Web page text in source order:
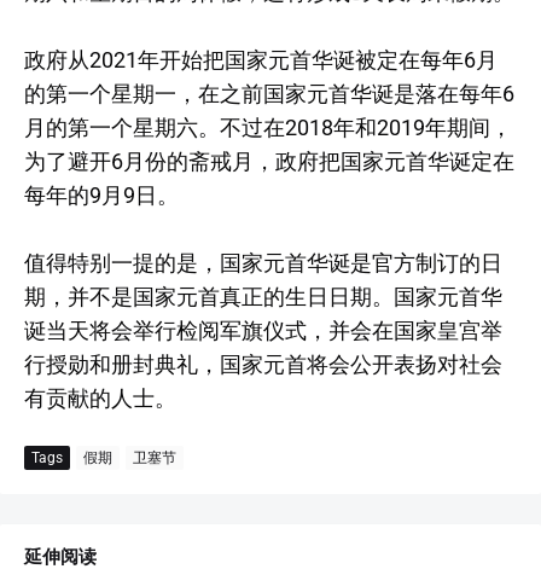
政府从2021年开始把国家元首华诞被定在每年6月
的第一个星期一，在之前国家元首华诞是落在每年6
月的第一个星期六。不过在2018年和2019年期间，
为了避开6月份的斋戒月，政府把国家元首华诞定在
每年的9月9日。
值得特别一提的是，国家元首华诞是官方制订的日
期，并不是国家元首真正的生日日期。国家元首华
诞当天将会举行检阅军旗仪式，并会在国家皇宫举
行授勋和册封典礼，国家元首将会公开表扬对社会
有贡献的人士。
Tags 假期 卫塞节
延伸阅读